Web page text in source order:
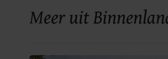
Meer uit